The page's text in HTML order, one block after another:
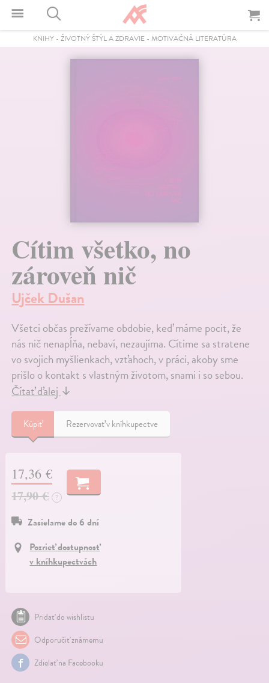
KNIHY- ŽIVOTNÝ ŠTÝL A ZDRAVIE- MOTIVAČNÁ LITERATÚRA
Cítim všetko, no
zároveň nič
Ujček Dušan
Všetci občas prežívame obdobie, keď máme pocit, že
nás nič nenapĺňa, nebaví, nezaujíma. Cítime sa stratene
vo svojich myšlienkach, vzťahoch, v práci, akoby sme
prišlo o kontakt s vlastným životom, snami i so sebou.
Čítať ďalej ↓
Kúpiť Rezervovať v kníhkupectve
17,36 €
17,90 €
?
Zasielame do 6 dní
Pozrieť dostupnosť
v kníhkupectvách
Pridať do wishlistu
Odporučiť známemu
Zdielať na Facebooku